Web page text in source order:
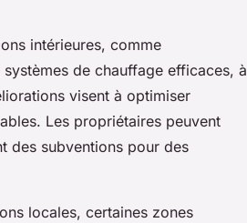
intérieures, comme
de chauffage efficaces, à
visent à optimiser
Les propriétaires peuvent
des subventions pour des
locales, certaines zones